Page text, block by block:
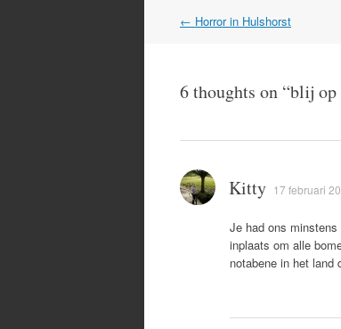
Post
← Horror in Hulshorst
6 thoughts on “blij op
Kitty 17 februari
Je had ons
inplaats om alle
notabene in het land